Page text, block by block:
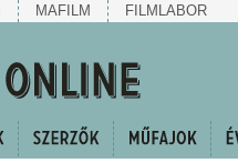
MAFILM FILMLABOR